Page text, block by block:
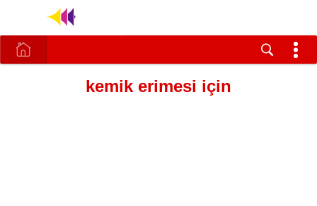
kemik erimesi için